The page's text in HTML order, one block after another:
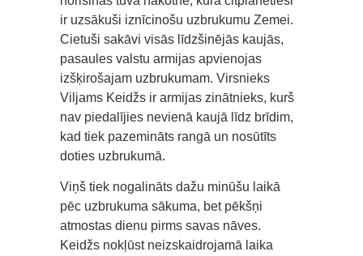
ir uzsākuši iznīcinošu uzbrukumu Zemei.
Cietuši sakāvi visās līdzšinējās kaujās,
pasaules valstu armijas apvienojas
izšķirošajam uzbrukumam. Virsnieks
Viljams Keidžs ir armijas zinātnieks, kurš
nav piedalījies nevienā kaujā līdz brīdim,
kad tiek pazemināts rangā un nosūtīts
doties uzbrukumā.
Viņš tiek nogalināts dažu minūšu laikā
pēc uzbrukuma sākuma, bet pēkšņi
atmostas dienu pirms savas nāves.
Keidžs nokļūst neizskaidrojamā laika